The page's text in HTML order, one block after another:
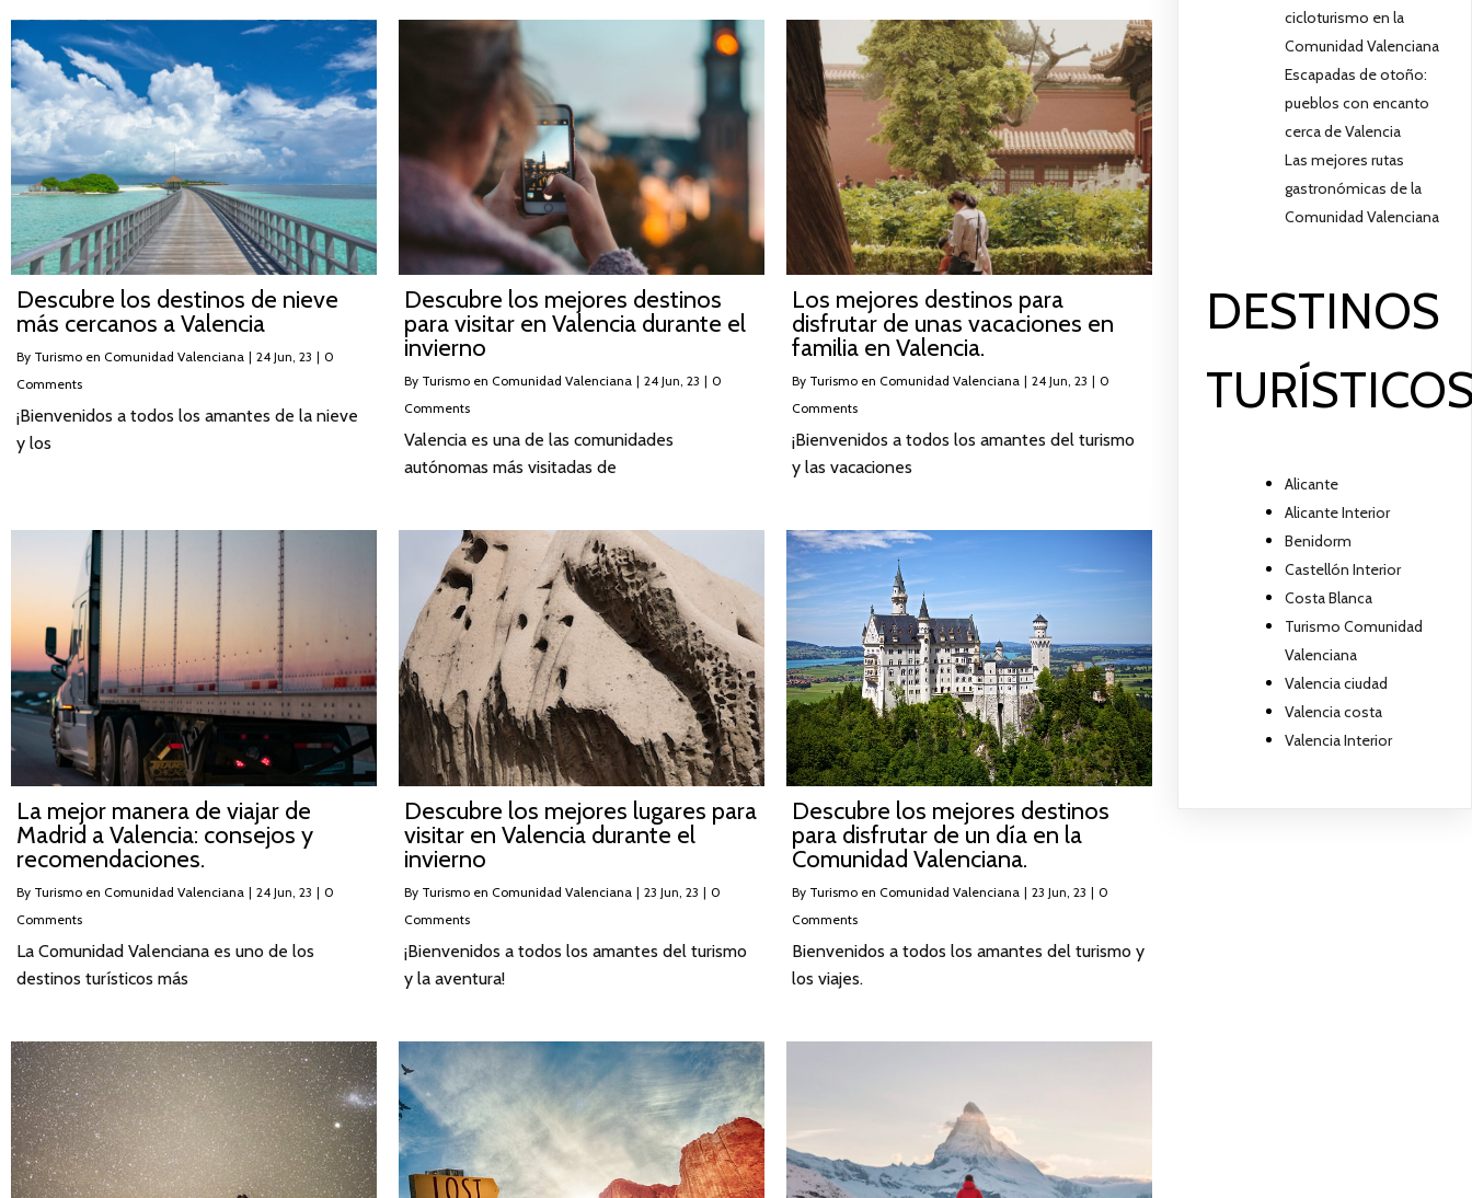
Descubre los destinos de nieve
más cercanos a Valencia
By Turismo en Comunidad Valenciana | 24 Jun, 23 | 0
Comments
¡Bienvenidos a todos los amantes de la nieve
y los
Descubre los mejores destinos
para visitar en Valencia durante el
invierno
By Turismo en Comunidad Valenciana | 24 Jun, 23 | 0
Comments
Valencia es una de las comunidades
autónomas más visitadas de
Los mejores destinos para
disfrutar de unas vacaciones en
familia en Valencia.
By Turismo en Comunidad Valenciana | 24 Jun, 23 | 0
Comments
¡Bienvenidos a todos los amantes del turismo
y las vacaciones
La mejor manera de viajar de
Madrid a Valencia: consejos y
recomendaciones.
By Turismo en Comunidad Valenciana | 24 Jun, 23 | 0
Comments
La Comunidad Valenciana es uno de los
destinos turísticos más
Descubre los mejores lugares para
visitar en Valencia durante el
invierno
By Turismo en Comunidad Valenciana | 23 Jun, 23 | 0
Comments
¡Bienvenidos a todos los amantes del turismo
y la aventura!
Descubre los mejores destinos
para disfrutar de un día en la
Comunidad Valenciana.
By Turismo en Comunidad Valenciana | 23 Jun, 23 | 0
Comments
Bienvenidos a todos los amantes del turismo y
los viajes.
cicloturismo en la
Comunidad Valenciana
Escapadas de otoño:
pueblos con encanto
cerca de Valencia
Las mejores rutas
gastronómicas de la
Comunidad Valenciana
DESTINOS
Alicante
Alicante Interior
Benidorm
Castellón Interior
Costa Blanca
Turismo Comunidad
Valenciana
Valencia ciudad
Valencia costa
Valencia Interior